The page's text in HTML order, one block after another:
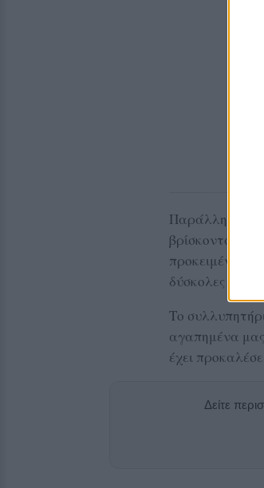
Παράλληλα,
βρίσκονται
προκειμένου
δύσκολες ώρες.
Το
αγαπημένα
έχει
Δείτε